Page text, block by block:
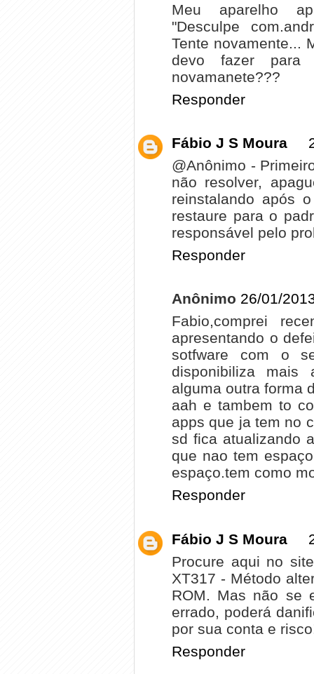
Meu aparelho
"Desculpe
Tente novamente...
devo fazer para
novamanete???
Responder
Fábio J S Moura
@Anônimo -
não resolver,
reinstalando após
restaure para o
responsável pelo
Responder
Anônimo 26/01/
Fabio,comprei
apresentando o
sotfware com o
disponibiliza mais
alguma outra forma
aah e tambem to
apps que ja tem no
sd fica atualizando
que nao tem
espaço.tem como
Responder
Fábio J S Moura
Procure aqui no
XT317 - Método
ROM. Mas não se
errado, poderá
por sua conta e
Responder